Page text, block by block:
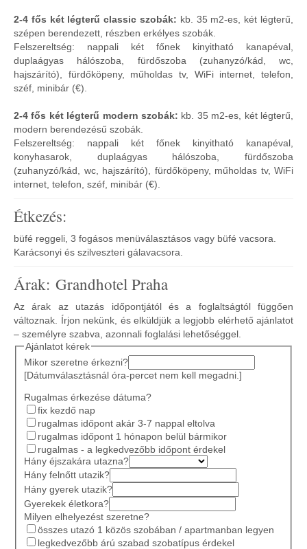
2-4 fős két légterű classic szobák: kb. 35 m2-es, két légterű,
szépen berendezett, részben erkélyes szobák.
Felszereltség: nappali két főnek kinyitható kanapéval,
duplaágyas hálószoba, fürdőszoba (zuhanyzó/kád, wc,
hajszárító), fürdőköpeny, műholdas tv, WiFi internet, telefon,
széf, minibár (€).
2-4 fős két légterű modern szobák: kb. 35 m2-es, két légterű,
modern berendezésű szobák.
Felszereltség: nappali két főnek kinyitható kanapéval,
konyhasarok, duplaágyas hálószoba, fürdőszoba
(zuhanyzó/kád, wc, hajszárító), fürdőköpeny, műholdas tv, WiFi
internet, telefon, széf, minibár (€).
Étkezés:
büfé reggeli, 3 fogásos menüválasztásos vagy büfé vacsora.
Karácsonyi és szilveszteri gálavacsora.
Árak: Grandhotel Praha
Az árak az utazás időpontjától és a foglaltságtól függően
változnak. Írjon nekünk, és elküldjük a legjobb elérhető ajánlatot
– személyre szabva, azonnali foglalási lehetőséggel.
Ajánlatot kérek
Mikor szeretne érkezni?
[Dátumválasztásnál óra-percet nem kell megadni.]
Rugalmas érkezése dátuma?
fix kezdő nap
rugalmas időpont akár 3-7 nappal eltolva
rugalmas időpont 1 hónapon belül bármikor
rugalmas - a legkedvezőbb időpont érdekel
Hány éjszakára utazna?
Hány felnőtt utazik?
Hány gyerek utazik?
Gyerekek életkora?
Milyen elhelyezést szeretne?
összes utazó 1 közös szobában / apartmanban legyen
legkedvezőbb árú szabad szobatípus érdekel